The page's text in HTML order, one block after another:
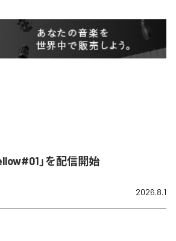
」を配信開始
2026.8.1